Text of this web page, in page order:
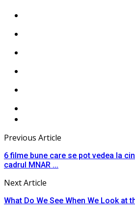
Previous Article
6 filme bune care se pot vedea la
cadrul MNAR ...
Next Article
What Do We See When We Look at